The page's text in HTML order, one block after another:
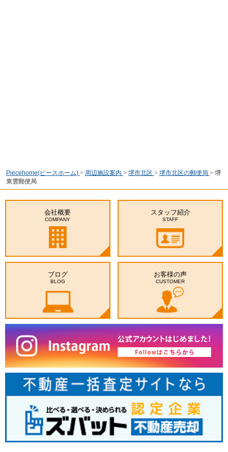
Piecehome(ピースホーム) > 周辺施設案内 > 堺市北区 > 堺市北区の郵便局 > 堺
東雲郵便局
会社概要
COMPANY
スタッフ紹介
STAFF
ブログ
BLOG
お客様の声
CUSTOMER